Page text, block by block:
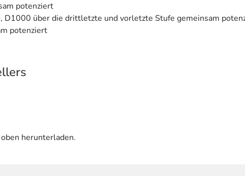
potenziert
über die drittletzte und vorletzte Stufe gemeinsam
potenziert
herunterladen.